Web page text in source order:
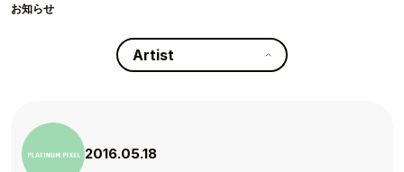
お知らせ
Artist
2016.05.18